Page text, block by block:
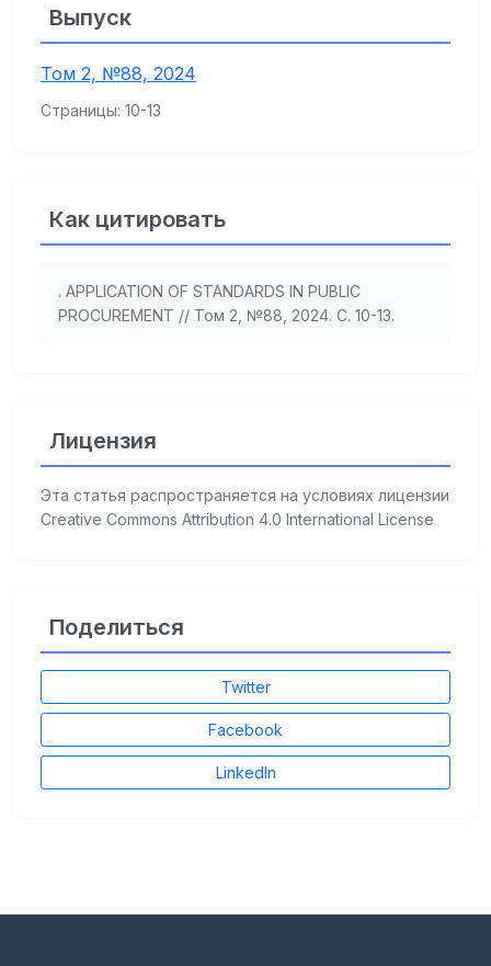
Выпуск
Том 2, №88, 2024
Страницы: 10-13
Как цитировать
. APPLICATION OF STANDARDS IN PUBLIC
PROCUREMENT // Том 2, №88, 2024. С. 10-13.
Лицензия
Эта статья распространяется на условиях лицензии
Creative Commons Attribution 4.0 International License
Поделиться
Twitter
Facebook
LinkedIn